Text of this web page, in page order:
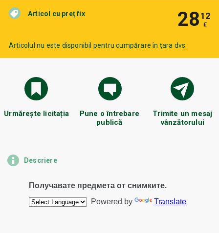
Articol cu preț fix 2812
€
Articolul nu este disponibil pentru cumpărare în țara dvs.
Urmărește licitația
Pune o întrebare
publică
Trimite un mesaj
vânzătorului
Descriere